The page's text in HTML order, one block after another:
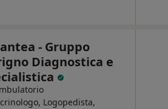
- Gruppo
Diagnostica e
Logopedista,